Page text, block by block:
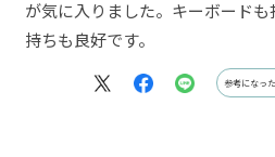
が気に入りました。キーボード
持ちも良好です。
参考になった